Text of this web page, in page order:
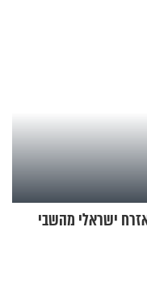
ישראלי מהשבי